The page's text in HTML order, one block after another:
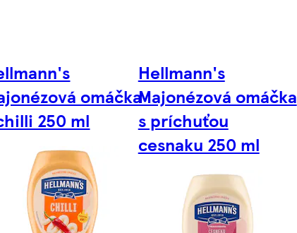
omáčka
250 ml
Hellmann's
Majonézová omáčka
s príchuťou
cesnaku 250 ml